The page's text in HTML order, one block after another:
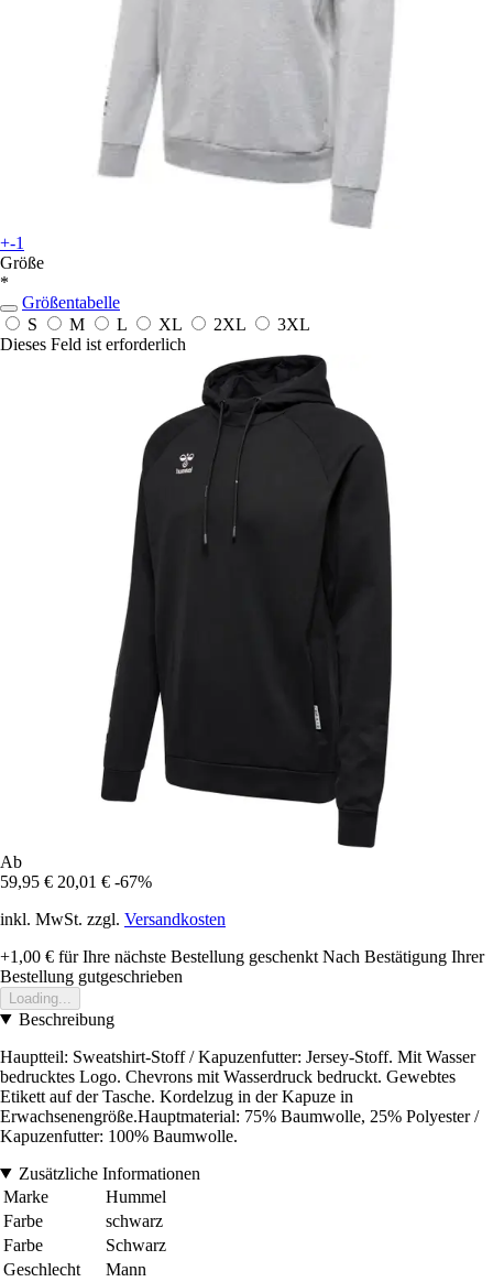
+-1
Größe
*
Größentabelle
S
M L XL 2XL
3XL
Dieses Feld ist erforderlich
Ab
59,95 € 20,01 € -67%
inkl. MwSt. zzgl. Versandkosten
+1,00 € für Ihre nächste Bestellung geschenkt Nach Bestätigung Ihrer
Bestellung gutgeschrieben
Loading...
Beschreibung
Hauptteil: Sweatshirt-Stoff / Kapuzenfutter: Jersey-Stoff. Mit Wasser
bedrucktes Logo. Chevrons mit Wasserdruck bedruckt. Gewebtes
Etikett auf der Tasche. Kordelzug in der Kapuze in
Erwachsenengröße.Hauptmaterial: 75% Baumwolle, 25% Polyester /
Kapuzenfutter: 100% Baumwolle.
Zusätzliche Informationen
Marke
Hummel
Farbe
schwarz
Farbe
Schwarz
Geschlecht
Mann